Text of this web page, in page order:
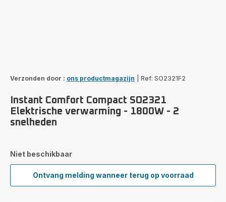
Verzonden door : ons productmagazijn Ref: SO2321F2
Instant Comfort Compact SO2321
Elektrische verwarming - 1800W - 2
snelheden
Niet beschikbaar
Ontvang melding wanneer terug op voorraad
Instant
Comfort